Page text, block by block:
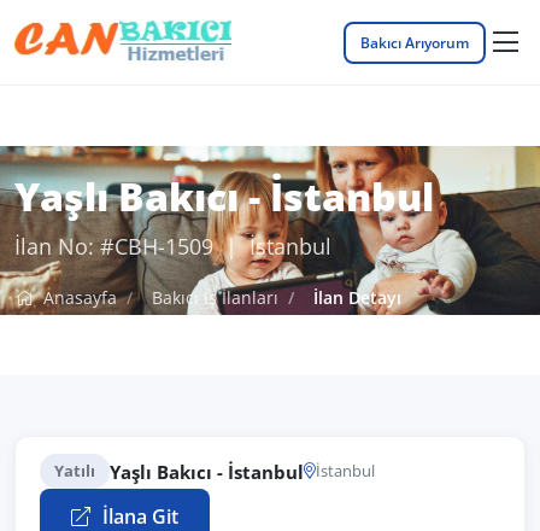
Bakıcı Arıyorum
Yaşlı Bakıcı - İstanbul
İlan No: #CBH-1509 | İstanbul
Anasayfa Bakıcı İş İlanları İlan Detayı
Yatılı Yaşlı Bakıcı - İstanbul İstanbul
İlana Git